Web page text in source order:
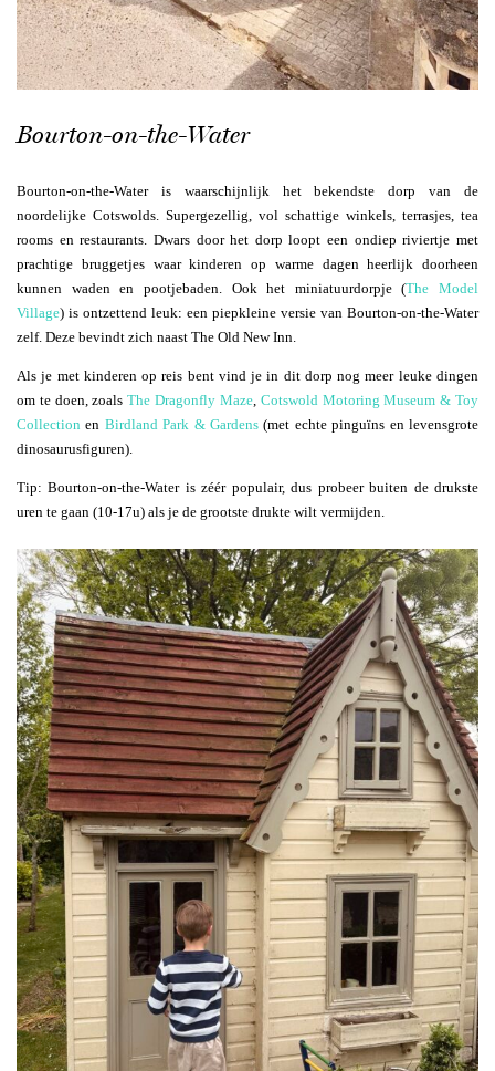
Bourton-on-the-Water
Bourton-on-the-Water is waarschijnlijk het bekendste dorp van de
noordelijke Cotswolds. Supergezellig, vol schattige winkels, terrasjes, tea
rooms en restaurants. Dwars door het dorp loopt een ondiep riviertje met
prachtige bruggetjes waar kinderen op warme dagen heerlijk doorheen
kunnen waden en pootjebaden. Ook het miniatuurdorpje (The Model
Village) is ontzettend leuk: een piepkleine versie van Bourton-on-the-Water
zelf. Deze bevindt zich naast The Old New Inn.
Als je met kinderen op reis bent vind je in dit dorp nog meer leuke dingen
om te doen, zoalsThe Dragonfly Maze, Cotswold Motoring Museum & Toy
Collection en Birdland Park & Gardens (met echte pinguïns en levensgrote
dinosaurusfiguren).
Tip: Bourton-on-the-Water is zéér populair, dus probeer buiten de drukste
uren te gaan (10-17u) als je de grootste drukte wilt vermijden.